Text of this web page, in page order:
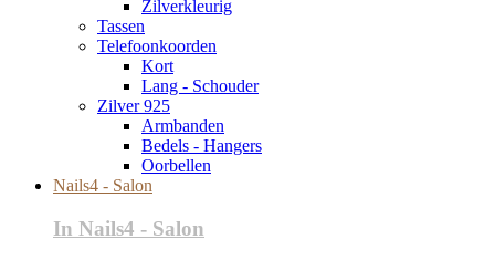
Zilverkleurig
Tassen
Telefoonkoorden
Kort
Lang - Schouder
Zilver 925
Armbanden
Bedels - Hangers
Oorbellen
Nails4 - Salon
In Nails4 - Salon